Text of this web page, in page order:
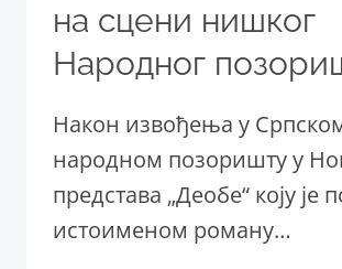
на сцени нишког
Народног
Након извођења у
народном позоришту у
представа „Деобе“ коју је
истоименом роману…